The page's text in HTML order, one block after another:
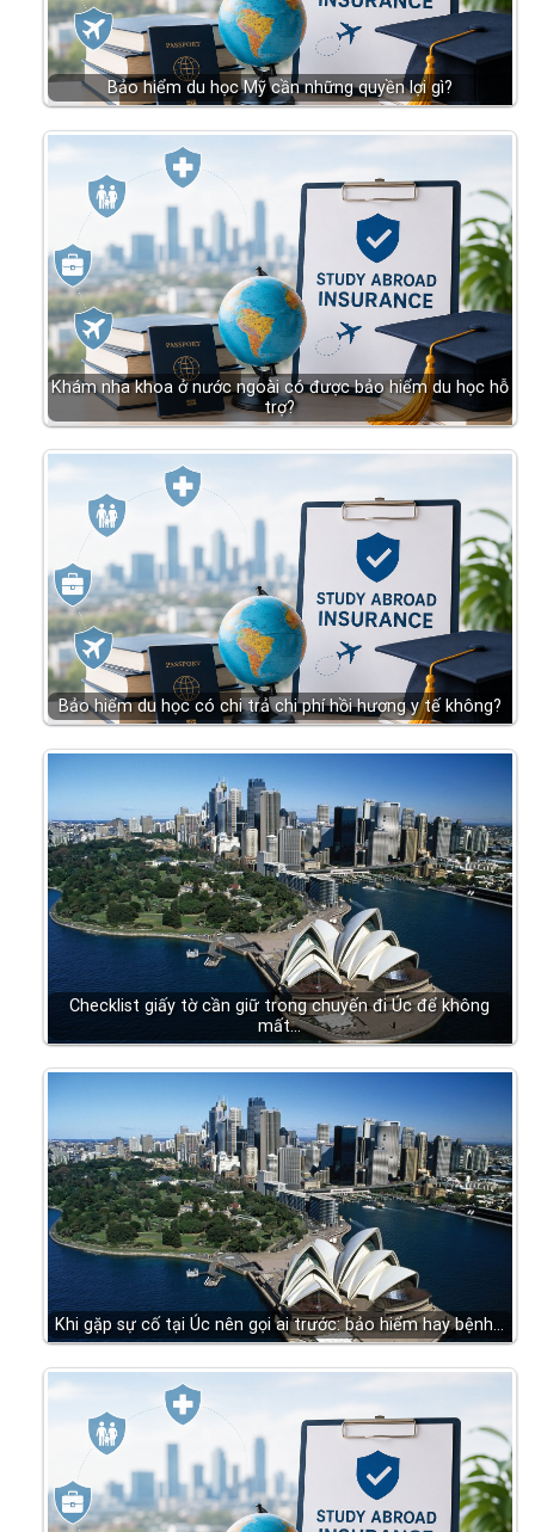
Bảo hiểm du học Mỹ cần những quyền lợi gì?
Khám nha khoa ở nước ngoài có được bảo hiểm du học hỗ
trợ?
Bảo hiểm du học có chi trả chi phí hồi hương y tế không?
Checklist giấy tờ cần giữ trong chuyến đi Úc để không
mất…
Khi gặp sự cố tại Úc nên gọi ai trước: bảo hiểm hay bệnh…